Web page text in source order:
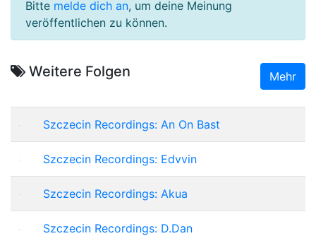
Bitte melde dich an, um deine Meinung
veröffentlichen zu können.
Weitere Folgen Mehr
Szczecin Recordings: An On Bast
Szczecin Recordings: Edvvin
Szczecin Recordings: Akua
Szczecin Recordings: D.Dan